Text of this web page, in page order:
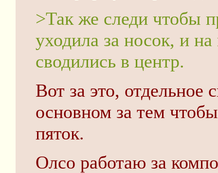
>Так же следи чтобы
уходила за носок, и
сводились в центр.
Вот за это, отдельное
основном за тем
пяток.
Олсо работаю за